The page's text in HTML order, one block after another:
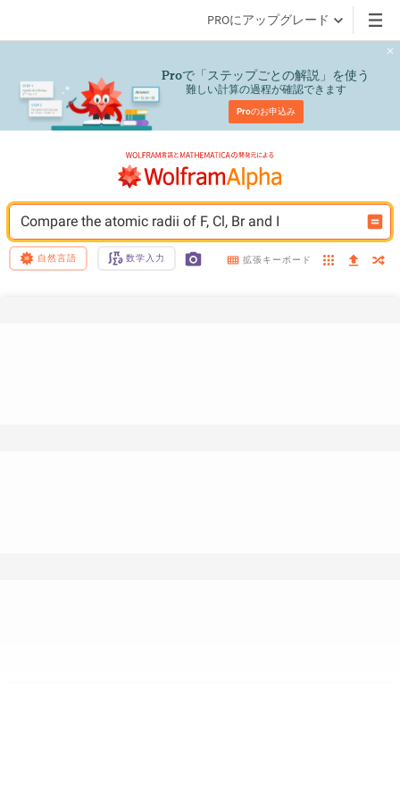
PROにアップグレード
Proで「ステップごとの解説」を使う
難しい計算の過程が確認できます
Proのお申込み
Compare the atomic radii of F, Cl, Br and I
自然言語 数学入力 拡張キーボード